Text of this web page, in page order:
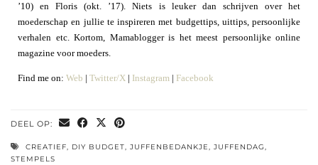
’10) en Floris (okt. ’17). Niets is leuker dan schrijven over het
moederschap en jullie te inspireren met budgettips, uittips, persoonlijke
verhalen etc. Kortom, Mamablogger is het meest persoonlijke online
magazine voor moeders.
Find me on: Web | Twitter/X | Instagram | Facebook
DEEL OP:
CREATIEF, DIY BUDGET, JUFFENBEDANKJE, JUFFENDAG,
STEMPELS